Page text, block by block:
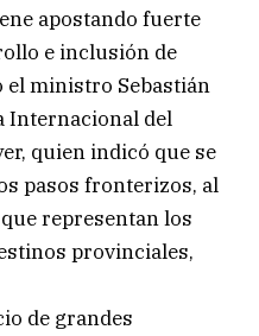
apostando fuerte
e inclusión de
ministro Sebastián
Internacional del
quien indicó que se
pasos fronterizos, al
representan los
provinciales,
de grandes